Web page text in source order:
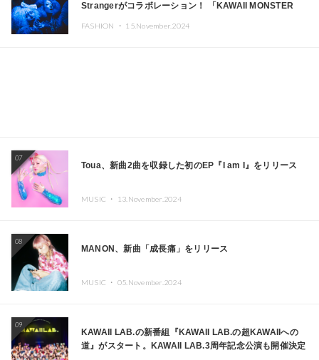
Strangerがコラボレーション！ 「KAWAII MONSTER
FASHION ・ 15.November.2024
07
Toua、新曲2曲を収録した初のEP『I am I』をリリース
MUSIC ・ 13.November.2024
08
MANON、新曲「成長痛」をリリース
MUSIC ・ 05.November.2024
09
KAWAII LAB.の新番組『KAWAII LAB.の超KAWAIIへの
道』がスタート。KAWAII LAB.3周年記念公演も開催決定